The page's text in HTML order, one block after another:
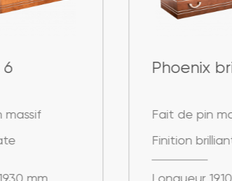
Phoenix brillant
Fait de pin massif
Finition brilliante